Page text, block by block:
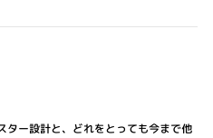
ター設計と、どれをとっても今まで他